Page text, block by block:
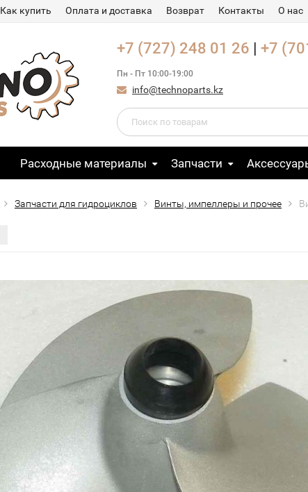
Как купить Оплата и доставка Возврат Контакты О нас
+7 (727) 248 01 26 | +7
Пн - Пт 10:00-19:00
info@technoparts.kz
Расходные материалы Запчасти
Запчасти для гидроциклов Винты, импеллеры и прочее